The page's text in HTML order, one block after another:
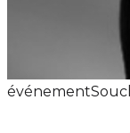
événement